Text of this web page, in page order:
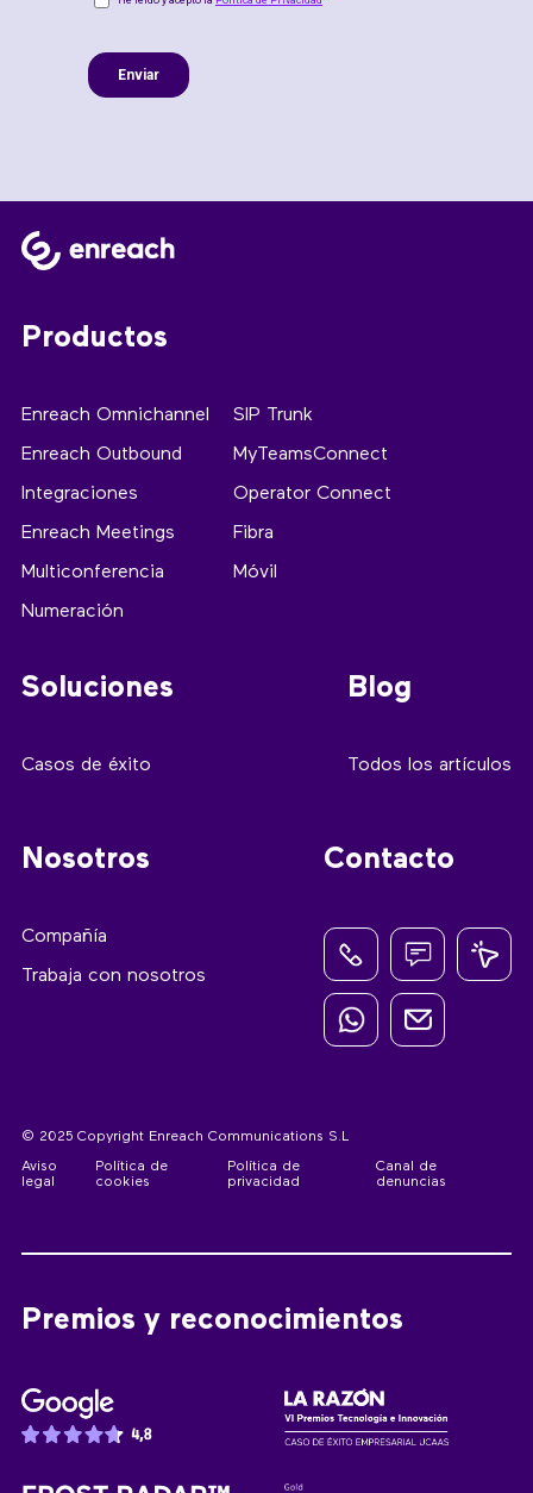
Productos
Enreach Omnichannel
Enreach Outbound
Integraciones
Enreach Meetings
Multiconferencia
Numeración
SIP Trunk
MyTeamsConnect
Operator Connect
Fibra
Móvil
Soluciones
Casos de éxito
Blog
Todos los artículos
Nosotros
Compañía
Trabaja con nosotros
Contacto
© 2025 Copyright Enreach Communications S.L
Aviso
legal
Política de
cookies
Política de
privacidad
Canal de
denuncias
Premios y reconocimientos